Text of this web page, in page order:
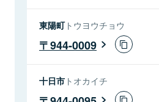
東陽町トウヨウチョウ
944-0009
十日市 トオカイチ